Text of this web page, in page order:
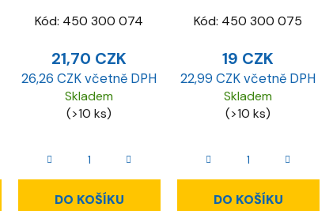
Kód: 450 300 074
21,70 CZK
26,26 CZK včetně DPH
Skladem
(>10 ks)
DO KOŠÍKU
Kód: 450 300 075
19 CZK
22,99 CZK včetně DPH
Skladem
(>10 ks)
DO KOŠÍKU